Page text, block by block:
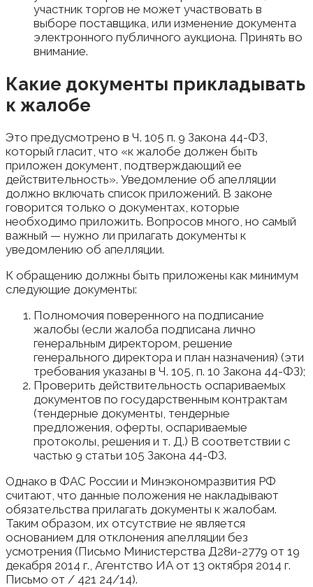
участник торгов не может участвовать в
выборе поставщика, или изменение документа
электронного публичного аукциона. Принять во
внимание.
Какие документы прикладывать
к жалобе
Это предусмотрено в Ч. 105 п. 9 Закона 44-ФЗ,
который гласит, что «к жалобе должен быть
приложен документ, подтверждающий ее
действительность». Уведомление об апелляции
должно включать список приложений. В законе
говорится только о документах, которые
необходимо приложить. Вопросов много, но самый
важный — нужно ли прилагать документы к
уведомлению об апелляции.
К обращению должны быть приложены как минимум
следующие документы:
Полномочия поверенного на подписание
жалобы (если жалоба подписана лично
генеральным директором, решение
генерального директора и план назначения) (эти
требования указаны в Ч. 105, п. 10 Закона 44-ФЗ);
Проверить действительность оспариваемых
документов по государственным контрактам
(тендерные документы, тендерные
предложения, оферты, оспариваемые
протоколы, решения и т. Д.) В соответствии с
частью 9 статьи 105 Закона 44-ФЗ.
Однако в ФАС России и Минэкономразвития РФ
считают, что данные положения не накладывают
обязательства прилагать документы к жалобам.
Таким образом, их отсутствие не является
основанием для отклонения апелляции без
усмотрения (Письмо Министерства Д28и-2779 от 19
декабря 2014 г., Агентство ИА от 13 октября 2014 г.
Письмо от / 421 24/14).